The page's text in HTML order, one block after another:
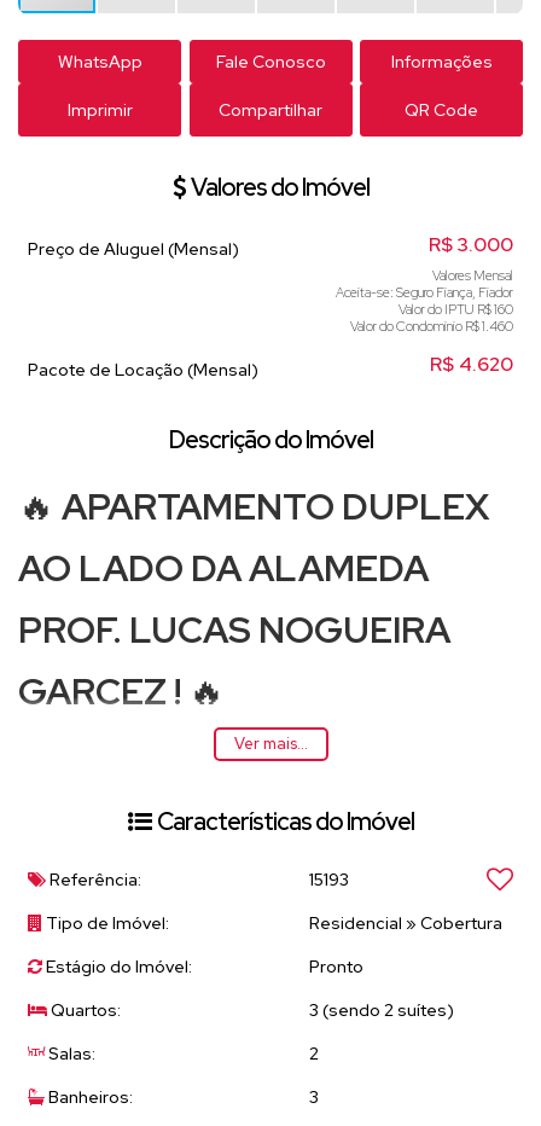
WhatsApp Fale Conosco Informações
Imprimir Compartilhar QR Code
Valores do Imóvel
R$3.000
Preço de Aluguel (Mensal)
Valores Mensal
Aceita-se: Seguro Fiança, Fiador
Valor do IPTU R$160
Valor do Condominio R$1.460
R$ 4.620
Pacote de Locação (Mensal)
Descrição do Imóvel
🔥 APARTAMENTO DUPLEX
AO LADO DA ALAMEDA
PROF. LUCAS NOGUEIRA
GARCEZ ! 🔥
Amplo, elegante e pronto para morar em
• 108 m² bem distribuídos
• Apartamento duplex
• 03 dormitórios, sendo 02 suítes
• Sacadas na sala e nos dormitórios
• Cozinha planejada com armários embutidos
Ver mais...
Características do Imóvel
Referência:
15193
Tipo de Imóvel:
Residencial » Cobertura
Estágio do Imóvel:
Pronto
Quartos:
3 (sendo 2 suítes)
Salas:
2
Banheiros:
3